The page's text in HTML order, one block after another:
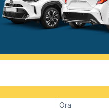
Ora